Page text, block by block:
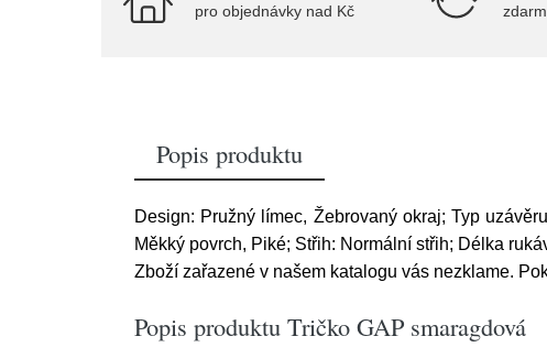
pro objednávky nad Kč
Popis produktu
Design: Pružný límec, Žebrovaný okraj; Typ
Měkký povrch, Piké; Střih: Normální střih; Délka
Zboží zařazené v našem katalogu vás nezklame.
Popis produktu Tričko GAP smaragdová